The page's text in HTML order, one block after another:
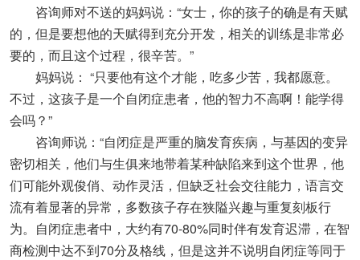
咨询师对不送的妈妈说：“女士，你的孩子的确是有天赋
的，但是要想他的天赋得到充分开发，相关的训练是非常必
要的，而且这个过程，很辛苦。”
妈妈说： “只要他有这个才能，吃多少苦，我都愿意。
不过，这孩子是一个自闭症患者，他的智力不高啊！能学得
会吗？”
咨询师说：“自闭症是严重的脑发育疾病，与基因的变异
密切相关，他们与生俱来地带着某种缺陷来到这个世界，他
们可能外观俊俏、动作灵活，但缺乏社会交往能力，语言交
流有着显著的异常，多数孩子存在狭隘兴趣与重复刻板行
为。自闭症患者中，大约有70-80%同时伴有发育迟滞，在智
商检测中达不到70分及格线，但是这并不说明自闭症等同于